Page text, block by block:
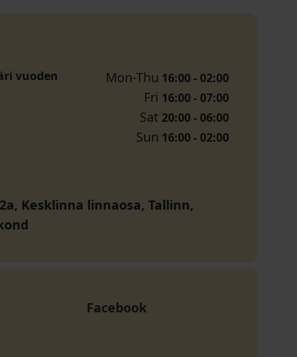
vuoden
Mon-Thu 16:00 - 02:00
Fri 16:00 - 07:00
Sat 20:00 - 06:00
Sun 16:00 - 02:00
Kesklinna linnaosa, Tallinn,
Facebook